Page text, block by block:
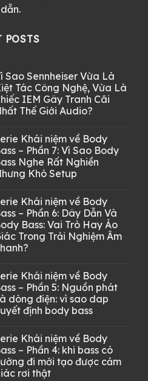
POSTS
Sao Sennheiser Vừa Là
Tác Công Nghệ, Vừa Là
IEM Gây Tranh Cãi
Thế Giới Audio?
Khái niệm về Body
– Phần 7: Vì Sao Body
Nghe Rất Nghiền
Khó Setup
Khái niệm về Body
– Phần 6: Dây Dẫn Và
Bass: Vai Trò Hay Ảo
Trong Trải Nghiệm Âm
Khái niệm về Body
– Phần 5: Nguồn phát
dòng điện: vì sao dap
định body bass
Khái niệm về Body
– Phần 4: khi bass có
đi mới tạo được cảm
rơi thật